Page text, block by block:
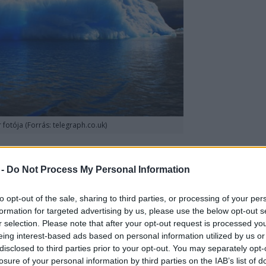
Do Not Process My Personal Information
opt-out of the sale, sharing to third parties, or processing of your
for targeted advertising by us, please use the below opt-out
selection. Please note that after your opt-out request is processed
interest-based ads based on personal information utilized by us
to third parties prior to your opt-out. You may separately
of your personal information by third parties on the IAB’s list of
fotója (Forrás: telegraph.co.uk)
vádolták meg. Marisol Ortiz Elfeldt, egy chilei
fotóját, és meg volt győződve róla,
verziója. Elfeldt a Telegraph Travel
saját eredeti képét, és plágiummal vádolta